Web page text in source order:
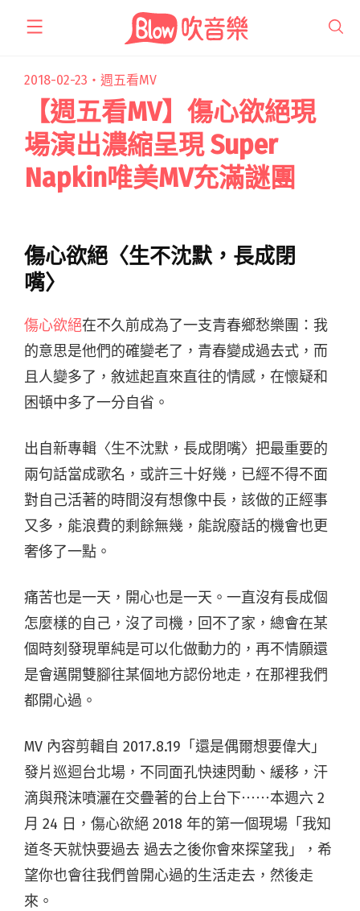
2018-02-23・ 週五看MV
【週五看MV】傷心欲絕現
場演出濃縮呈現 Super
Napkin唯美MV充滿謎團
傷心欲絕〈生不沈默，長成閉
嘴〉
傷心欲絕在不久前成為了一支青春鄉愁樂團：我
的意思是他們的確變老了，青春變成過去式，而
且人變多了，敘述起直來直往的情感，在懷疑和
困頓中多了一分自省。
出自新專輯〈生不沈默，長成閉嘴〉把最重要的
兩句話當成歌名，或許三十好幾，已經不得不面
對自己活著的時間沒有想像中長，該做的正經事
又多，能浪費的剩餘無幾，能說廢話的機會也更
奢侈了一點。
痛苦也是一天，開心也是一天。一直沒有長成個
怎麼樣的自己，沒了司機，回不了家，總會在某
個時刻發現單純是可以化做動力的，再不情願還
是會邁開雙腳往某個地方認份地走，在那裡我們
都開心過。
MV 內容剪輯自 2017.8.19「還是偶爾想要偉大」
發片巡迴台北場，不同面孔快速閃動、緩移，汗
滴與飛沫噴灑在交疊著的台上台下⋯⋯本週六 2
月 24 日，傷心欲絕 2018 年的第一個現場「我知
道冬天就快要過去 過去之後你會來探望我」，希
望你也會往我們曾開心過的生活走去，然後走
來。